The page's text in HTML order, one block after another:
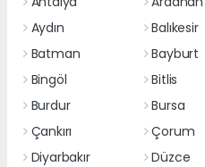
Aydın
Balıkesir
Batman
Bayburt
Bingöl
Bitlis
Burdur
Bursa
Çankırı
Çorum
Diyarbakır
Düzce